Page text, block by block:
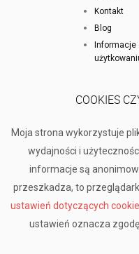
Kontakt
Blog
COOKIES
Moja strona wykorzystuje
wydajności i
informacje są
przeszkadza, to
ustawień dotyczących
ustawień oznacza